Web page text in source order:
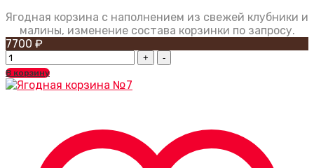
Ягодная корзина с наполнением из свежей клубники и
малины, изменение состава корзинки по запросу.
7700 ₽
Ягодная
корзина
№12
В корзину